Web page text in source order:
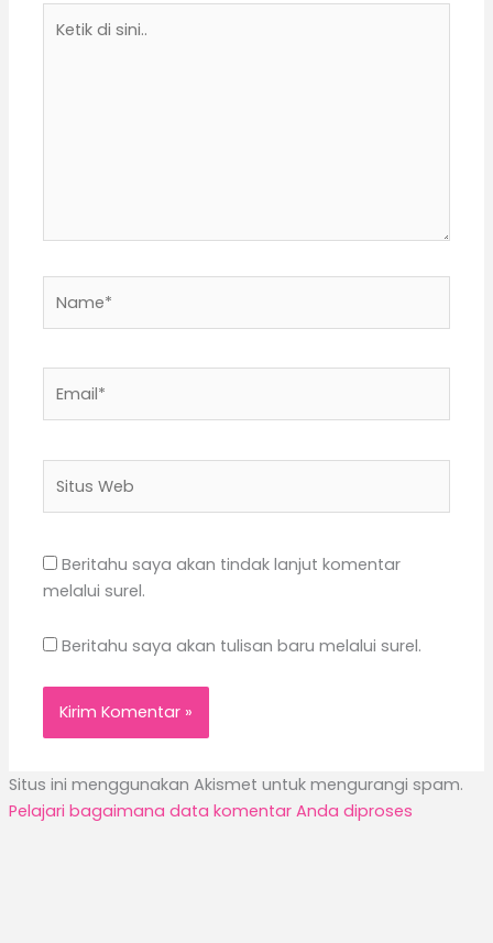
di
Web
Beritahu saya akan tindak lanjut komentar
melalui surel.
Beritahu saya akan tulisan baru melalui surel.
Situs ini menggunakan Akismet untuk mengurangi spam.
Pelajari bagaimana data komentar Anda diproses